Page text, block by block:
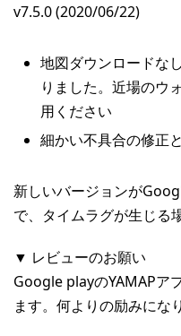
v7.5.0 (2020/06/22)
地図ダウンロードな
りました。近場のウ
用ください
細かい不具合の修正
新しいバージョンが
で、タイムラグが生じる
▼ レビューのお願い
Google playのYAMAPア
ます。何よりの励みにな